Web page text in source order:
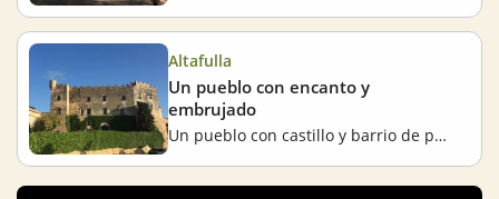
Altafulla
Un pueblo con encanto y
embrujado
Un pueblo con castillo y barrio de pescadores